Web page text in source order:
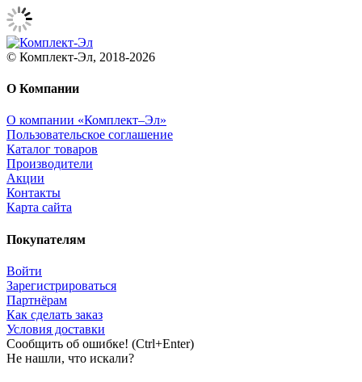
© Комплект-Эл, 2018-2026
О Компании
О компании «Комплект–Эл»
Пользовательское соглашение
Каталог товаров
Производители
Акции
Контакты
Карта сайта
Покупателям
Войти
Зарегистрироваться
Партнёрам
Как сделать заказ
Условия доставки
Сообщить об ошибке! (Ctrl+Enter)
Не нашли, что искали?